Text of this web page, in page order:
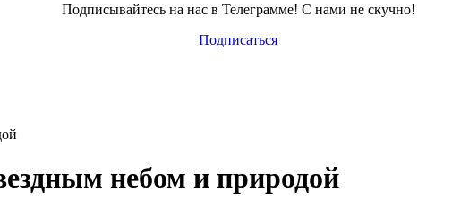
Подписывайтесь на нас в Телеграмме! С нами не скучно!
Подписаться
небом и природой